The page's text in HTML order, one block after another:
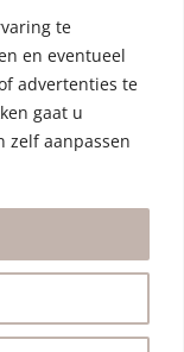
te
en eventueel
advertenties te
gaat u
zelf aanpassen